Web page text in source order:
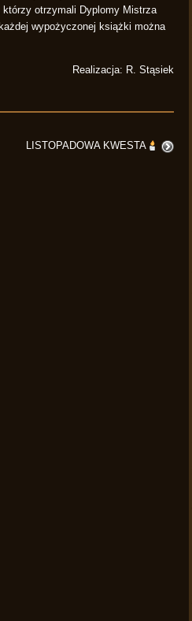
otrzymali Dyplomy Mistrza
wypożyczonej książki można
Realizacja: R. Stąsiek
LISTOPADOWA KWESTA